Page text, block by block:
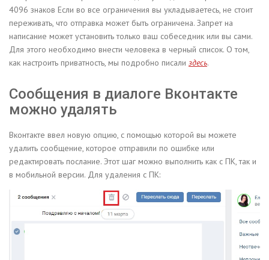
4096 знаков Если во все ограничения вы укладываетесь, не стоит
переживать, что отправка может быть ограничена. Запрет на
написание может установить только ваш собеседник или вы сами.
Для этого необходимо внести человека в черный список. О том,
как настроить приватность, мы подробно писали здесь.
Сообщения в диалоге Вконтакте
можно удалять
Вконтакте ввел новую опцию, с помощью которой вы можете
удалить сообщение, которое отправили по ошибке или
редактировать послание. Этот шаг можно выполнить как с ПК, так и
в мобильной версии. Для удаления с ПК: